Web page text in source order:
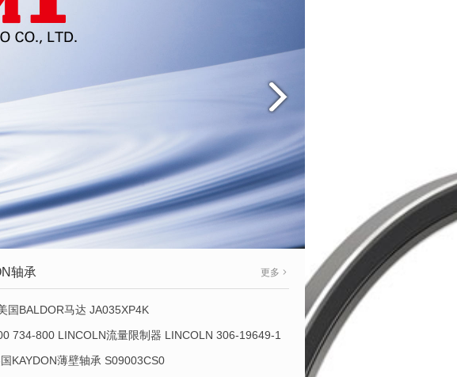
轴承 更多
国BALDOR马达 JA035XP4K
734-800 LINCOLN流量限制器 LINCOLN 306-19649-1
KAYDON薄壁轴承 S09003CS0